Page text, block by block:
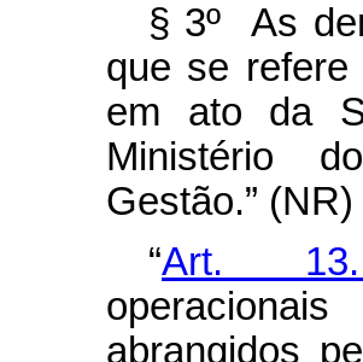
§ 3º As
que se refere
em ato da
Ministério
Gestão.” (NR)
“Art.
abrangidos